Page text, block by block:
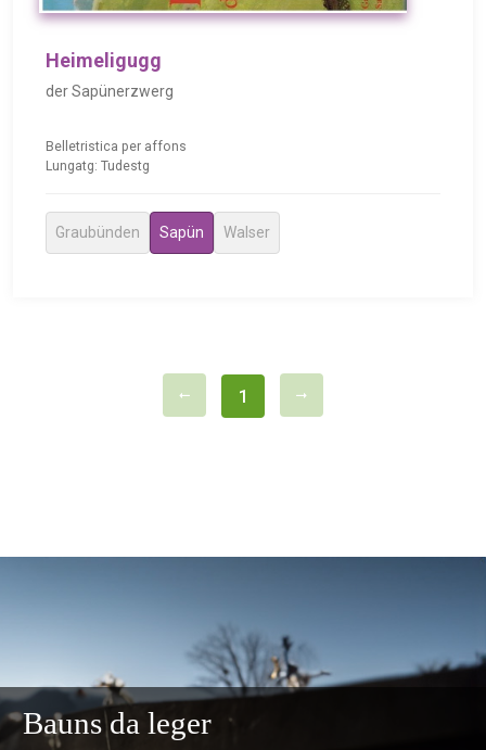
Heimeligugg
der Sapünerzwerg
Belletristica per affons
Lungatg: Tudestg
Graubünden Sapün Walser
1
Bauns da leger